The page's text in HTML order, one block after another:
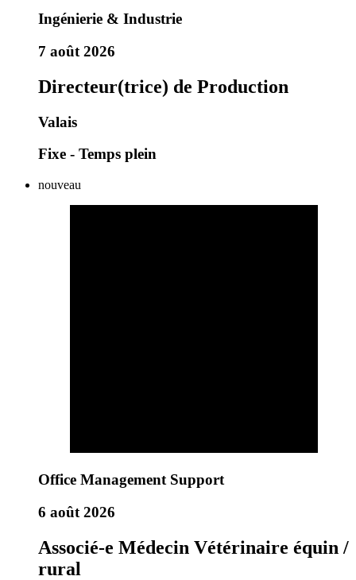
Ingénierie & Industrie
7 août 2026
Directeur(trice) de Production
Valais
Fixe - Temps plein
nouveau
Office Management Support
6 août 2026
Associé-e Médecin Vétérinaire équin /
rural